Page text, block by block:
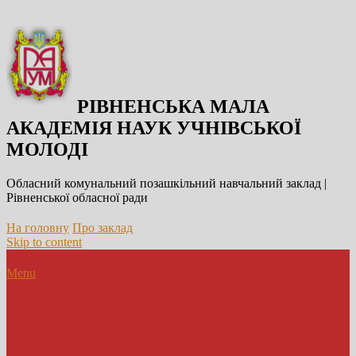
РІВНЕНСЬКА МАЛА
АКАДЕМІЯ НАУК УЧНІВСЬКОЇ
МОЛОДІ
Обласний комунальний позашкільний навчальний заклад |
Рівненської обласної ради
На головну Про заклад
Skip to content
Menu